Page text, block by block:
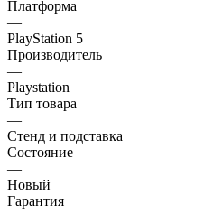
Платформа
—
PlayStation 5
Производитель
—
Playstation
Тип товара
—
Стенд и подставка
Состояние
—
Новый
Гарантия